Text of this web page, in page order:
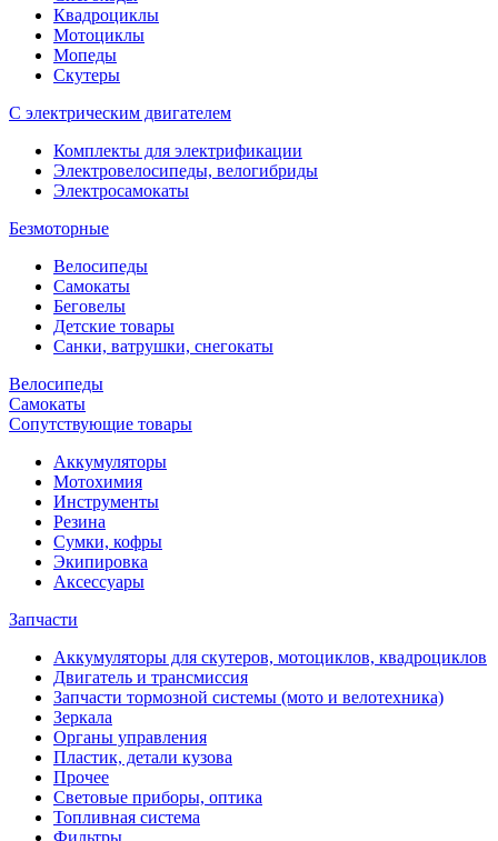
Квадроциклы
Мотоциклы
Мопеды
Скутеры
С электрическим двигателем
Комплекты для электрификации
Электровелосипеды, велогибриды
Электросамокаты
Безмоторные
Велосипеды
Самокаты
Беговелы
Детские товары
Санки, ватрушки, снегокаты
Велосипеды
Самокаты
Сопутствующие товары
Аккумуляторы
Мотохимия
Инструменты
Резина
Сумки, кофры
Экипировка
Аксессуары
Запчасти
Аккумуляторы для скутеров, мотоциклов, квадроциклов
Двигатель и трансмиссия
Запчасти тормозной системы (мото и велотехника)
Зеркала
Органы управления
Пластик, детали кузова
Прочее
Световые приборы, оптика
Топливная система
Фильтры